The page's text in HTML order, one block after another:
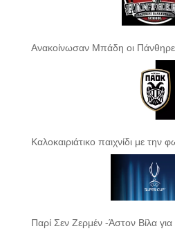
Ανακοίνωσαν Μπάδη οι
Καλοκαιριάτικο παιχνίδι με την
Παρί Σεν Ζερμέν -Άστον Βίλα